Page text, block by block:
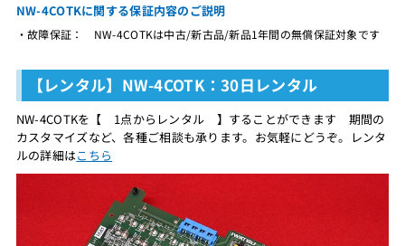
NW-4COTKに関する保証内容のご説明
・故障保証： NW-4COTKは中古/新古品/新品1年間の無償保証対象です
【レンタル】NW-4COTK：30日レンタル
NW-4COTKを【 1点からレンタル 】することができます 期間の
カスタマイズなど、各種ご相談も承ります。お気軽にどうぞ。レンタ
ルの詳細はこちら